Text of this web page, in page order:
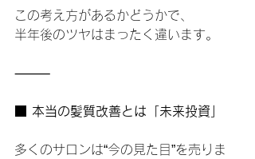
この考え方があるかどうかで、
半年後のツヤはまったく違います。
⸻
■ 本当の髪質改善とは「未来投資」
多くのサロンは“今の見た目”を売りま